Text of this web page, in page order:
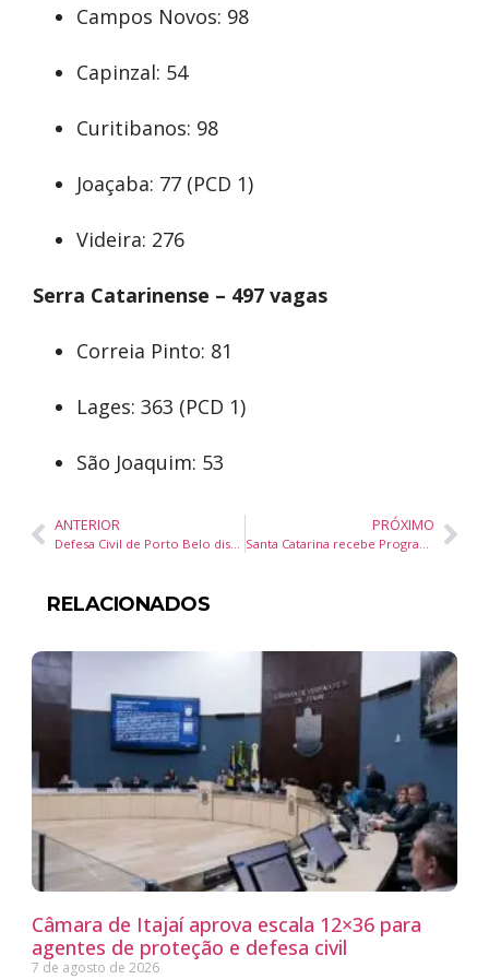
Campos Novos: 98
Capinzal: 54
Curitibanos: 98
Joaçaba: 77 (PCD 1)
Videira: 276
Serra Catarinense – 497 vagas
Correia Pinto: 81
Lages: 363 (PCD 1)
São Joaquim: 53
ANTERIOR
Defesa Civil de Porto Belo distribui kits educativos em escolas para fortalecer a prevenção
PRÓXIMO
Santa Catarina recebe Programa Novas Rotas e Plano Brasis para ampliar presença no turismo internacional
RELACIONADOS
Câmara de Itajaí aprova escala 12×36 para
agentes de proteção e defesa civil
7 de agosto de 2026